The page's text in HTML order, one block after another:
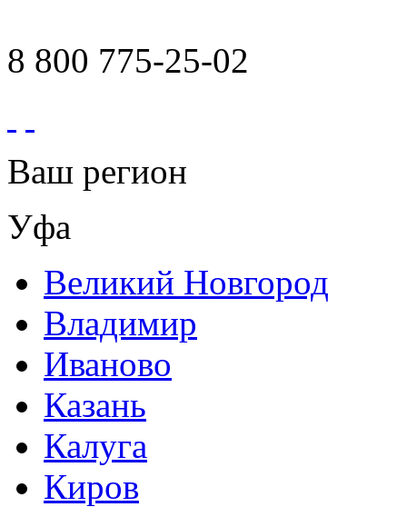
8 800 775-25-02
Ваш регион
Уфа
Великий Новгород
Владимир
Иваново
Казань
Калуга
Киров